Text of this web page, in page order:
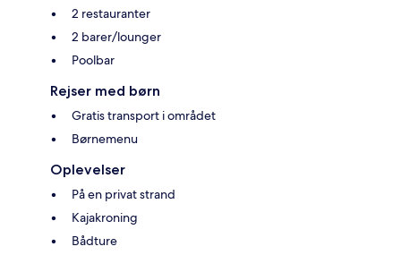
2 restauranter
2 barer/lounger
Poolbar
Rejser med børn
Gratis transport i området
Børnemenu
Oplevelser
På en privat strand
Kajakroning
Bådture